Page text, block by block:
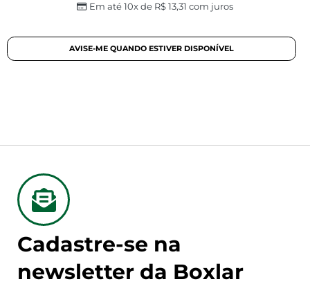
Em até 10x de R$13,31 com juros
Cadastre-se na
newsletter da Boxlar